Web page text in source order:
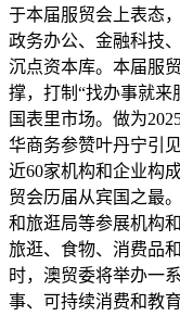
于本届服贸会上表态
政务办公、金融科技
沉点资本库。本届服
撑，打制“找办事就来
国表里市场。做为
华商务参赞叶丹宁引
近60家机构和企业构
贸会历届从宾国之最
和旅逛局等参展机构
旅逛、食物、消费品
时，澳贸委将举办一
事、可持续消费和教